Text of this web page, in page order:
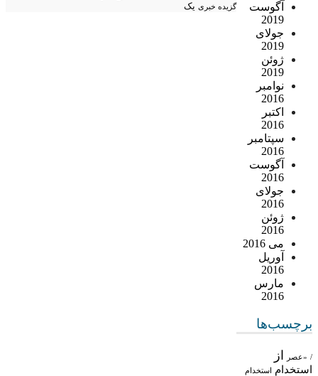
آگوست
2019
جولای
2019
ژوئن
2019
نوامبر
2016
اکتبر
2016
سپتامبر
2016
آگوست
2016
جولای
2016
ژوئن
2016
می 2016
آوریل
2016
مارس
2016
برچسب‌ها
/ «عصر از
استخدام استخدام
گزیده خبری یک